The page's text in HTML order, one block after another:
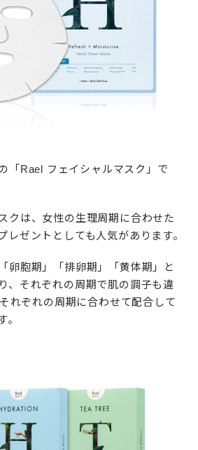
「Rael フェイシャルマスク」で
クは、女性の生理周期に合わせた
レゼントとしても人気があります。
卵胞期」「排卵期」「黄体期」と
、それぞれの周期で肌の調子も違
れぞれの周期に合わせて配合して
。